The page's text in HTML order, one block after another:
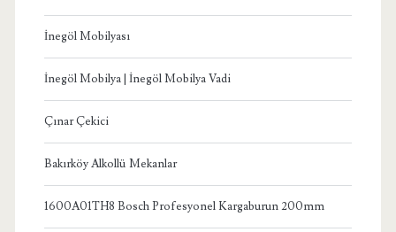
İnegöl Mobilyası
İnegöl Mobilya | İnegöl Mobilya Vadi
Çınar Çekici
Bakırköy Alkollü Mekanlar
1600A01TH8 Bosch Profesyonel Kargaburun 200mm